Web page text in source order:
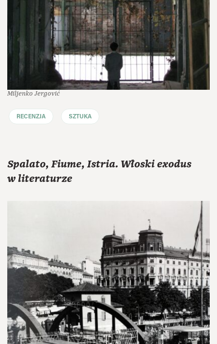
Miljenko Jergović
RECENZJA SZTUKA
Spalato, Fiume, Istria. Włoski exodus
w literaturze